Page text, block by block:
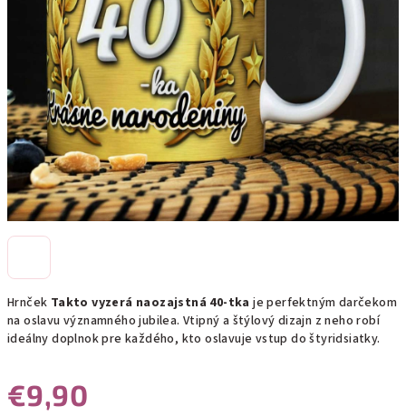
Hrnček Takto vyzerá naozajstná 40-tka je perfektným darčekom
na oslavu významného jubilea. Vtipný a štýlový dizajn z neho robí
ideálny doplnok pre každého, kto oslavuje vstup do štyridsiatky.
€9,90